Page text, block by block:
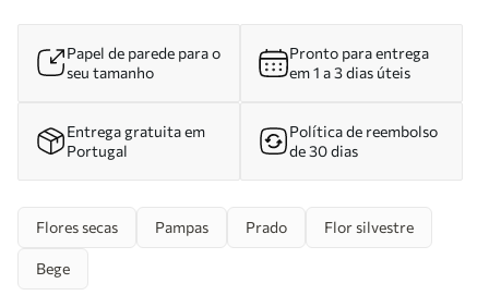
Papel de parede para o
seu tamanho
Pronto para entrega
em 1 a 3 dias úteis
Entrega gratuita em
Portugal
Política de reembolso
de 30 dias
Flores secas Pampas Prado Flor silvestre
Bege